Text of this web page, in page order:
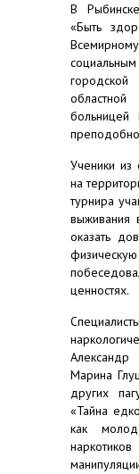
В
«Быть
больницей
Ученики из
на
турнира
выживания
оказать
ценностях.
Марина
других
«Тайна
как